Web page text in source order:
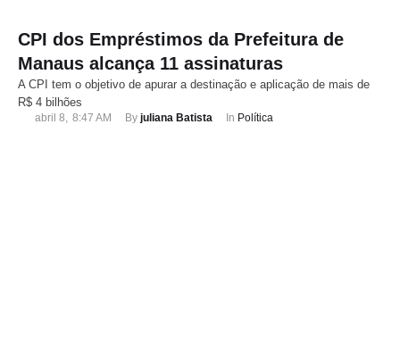
CPI dos Empréstimos da Prefeitura de
Manaus alcança 11 assinaturas
A CPI tem o objetivo de apurar a destinação e aplicação de mais de
R$ 4 bilhões
abril 8 8:47 AM By juliana Batista In Política